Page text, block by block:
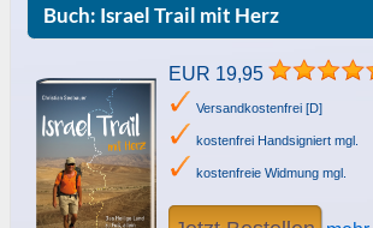
Buch: Israel Trail mit Herz
EUR 19,95
Versandkostenfrei [D]
kostenfrei Handsigniert mgl.
kostenfreie Widmung mgl.